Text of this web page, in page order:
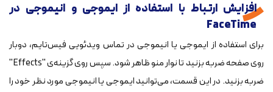
افزایش ارتباط با استفاده از ایموجی و انیموجی در
FaceTime
برای استفاده از ایموجی یا انیموجی در تماس ویدئویی فیس‌تایم، دوبار
روی صفحه ضربه بزنید تا نوار منو ظاهر شود. سپس روی گزینه‌ی "Effects"
ضربه بزنید. در این قسمت، می‌توانید ایموجی یا انیموجی مورد نظر خود را